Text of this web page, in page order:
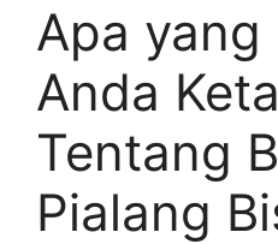
Apa yang
Anda
Tentang
Pialang